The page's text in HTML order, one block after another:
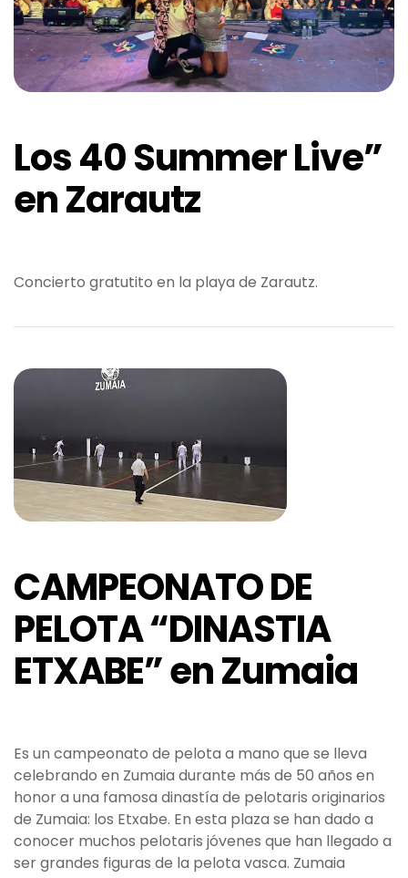
Los 40 Summer Live”
en Zarautz
Concierto gratutito en la playa de Zarautz.
CAMPEONATO DE
PELOTA “DINASTIA
ETXABE” en Zumaia
Es un campeonato de pelota a mano que se lleva
celebrando en Zumaia durante más de 50 años en
honor a una famosa dinastía de pelotaris originarios
de Zumaia: los Etxabe. En esta plaza se han dado a
conocer muchos pelotaris jóvenes que han llegado a
ser grandes figuras de la pelota vasca. Zumaia